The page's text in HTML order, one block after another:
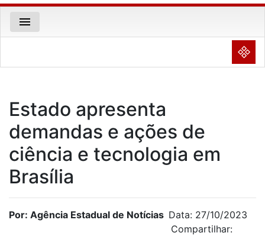
menu
NULL
Estado apresenta
demandas e ações de
ciência e tecnologia em
Brasília
Por: Agência Estadual de Notícias Data: 27/10/2023
Compartilhar: